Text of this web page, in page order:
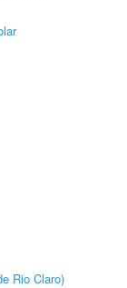
Rio Claro)